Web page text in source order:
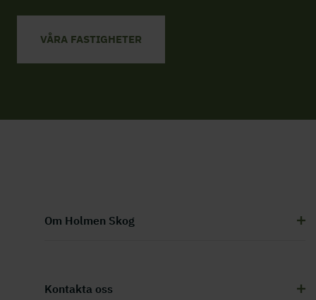
VÅRA FASTIGHETER
Om Holmen Skog
Kontakta oss